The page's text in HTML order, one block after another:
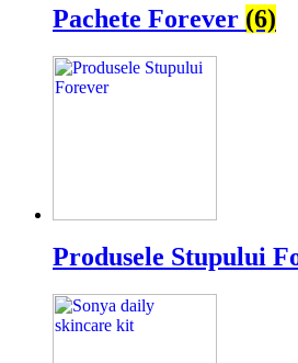
Pachete Forever (6)
Produsele Stupului